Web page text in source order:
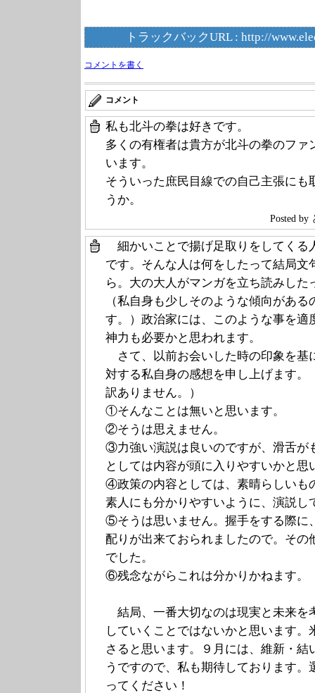
トラックバックURL : http://
コメントを書く
コメント
私も北斗の拳は好きです。
多くの有権者は貴方が北斗の拳のファ
います。
そういった庶民目線での自己主張にも
うか。
Posted by
細かいことで揚げ足取りをしてくる
です。そんな人は何をしたって結局文
ら。大の大人がマンガを立ち読みし
（私自身も少しそのような傾向があ
す。）政治家には、このような事を適
神力も必要かと思われます。
さて、以前お会いした時の印象を基
対する私自身の感想を申し上げます。
訳ありません。）
①そんなことは無いと思います。
②そうは思えません。
③力強い演説は良いのですが、滑舌が
としては内容が頭に入りやすいかと思
④政策の内容としては、素晴らしいも
素人にも分かりやすいように、演説し
⑤そうは思いません。握手をする際に
配りが出来ておられましたので。その
でした。
⑥残念ながらこれは分かりかねます。
結局、一番大切なのは現実と未来を
していくことではないかと思います
さると思います。９月には、維新・
うですので、私も期待しております
ってください！